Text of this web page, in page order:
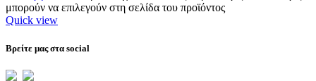
μπορούν να επιλεγούν στη σελίδα του προϊόντος
Quick view
Βρείτε μας στα social